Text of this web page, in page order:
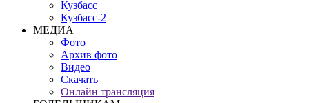
Кузбасс
Кузбасс-2
МЕДИА
Фото
Архив фото
Видео
Скачать
Онлайн трансляция